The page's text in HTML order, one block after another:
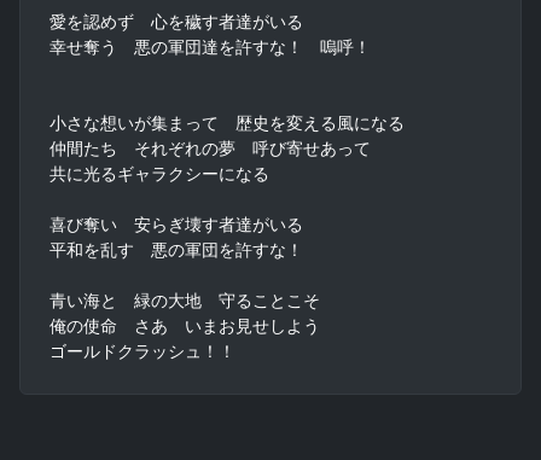
愛を認めず　心を穢す者達がいる
幸せ奪う　悪の軍団達を許すな！　嗚呼！
小さな想いが集まって　歴史を変える風になる
仲間たち　それぞれの夢　呼び寄せあって
共に光るギャラクシーになる
喜び奪い　安らぎ壊す者達がいる
平和を乱す　悪の軍団を許すな！
青い海と　緑の大地　守ることこそ
俺の使命　さあ　いまお見せしよう
ゴールドクラッシュ！！